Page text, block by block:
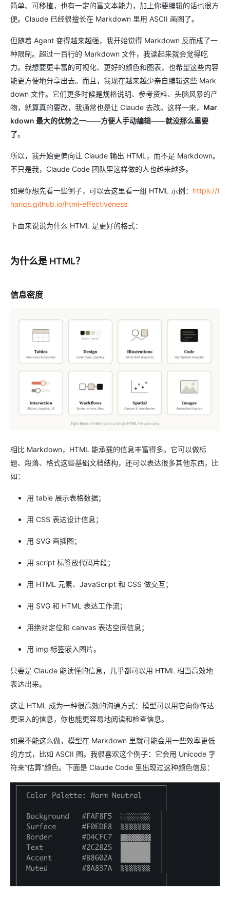
简单、可移植，也有一定的富文本能力，加上你要编辑的话也很方
便。Claude 已经很擅长在 Markdown 里用 ASCII 画图了。
但随着 Agent 变得越来越强，我开始觉得 Markdown 反而成了一
种限制。超过一百行的 Markdown 文件，我读起来就会觉得吃
力。我想要更丰富的可视化、更好的颜色和图表，也希望这些内容
能更方便地分享出去。而且，我现在越来越少亲自编辑这些 Mark
down 文件。它们更多时候是规格说明、参考资料、头脑风暴的产
物，就算真的要改，我通常也是让 Claude 去改。这样一来， Mar
kdown 最大的优势之一——方便人手动编辑——就没那么重要
了。
所以，我开始更偏向让 Claude 输出 HTML，而不是 Markdown。
不只是我，Claude Code 团队里这样做的人也越来越多。
如果你想先看一些例子，可以去这里看一组 HTML 示例： https://t
hariqs.github.io/html-effectiveness
下面来说说为什么 HTML 是更好的格式：
为什么是 HTML？
信息密度
相比 Markdown，HTML 能承载的信息丰富得多。它可以做标
题、段落、格式这些基础文档结构，还可以表达很多其他东西，比
如：
用 table 展示表格数据；
用 CSS 表达设计信息；
用 SVG 画插图；
用 script 标签放代码片段；
用 HTML 元素、JavaScript 和 CSS 做交互；
用 SVG 和 HTML 表达工作流；
用绝对定位和 canvas 表达空间信息；
用 img 标签嵌入图片。
只要是 Claude 能读懂的信息，几乎都可以用 HTML 相当高效地
表达出来。
这让 HTML 成为一种很高效的沟通方式：模型可以用它向你传达
更深入的信息，你也能更容易地阅读和检查信息。
如果不能这么做，模型在 Markdown 里就可能会用一些效率更低
的方式，比如 ASCII 图。我很喜欢这个例子：它会用 Unicode 字
符来“估算”颜色。下面是 Claude Code 里出现过这种颜色信息：